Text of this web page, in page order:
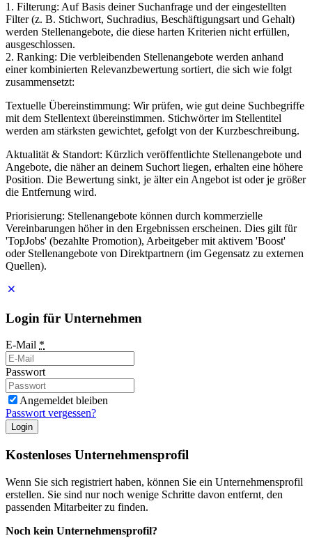
1. Filterung: Auf Basis deiner Suchanfrage und der eingestellten
Filter (z. B. Stichwort, Suchradius, Beschäftigungsart und Gehalt)
werden Stellenangebote, die diese harten Kriterien nicht erfüllen,
ausgeschlossen.
2. Ranking: Die verbleibenden Stellenangebote werden anhand
einer kombinierten Relevanzbewertung sortiert, die sich wie folgt
zusammensetzt:
Textuelle Übereinstimmung: Wir prüfen, wie gut deine Suchbegriffe
mit dem Stellentext übereinstimmen. Stichwörter im Stellentitel
werden am stärksten gewichtet, gefolgt von der Kurzbeschreibung.
Aktualität & Standort: Kürzlich veröffentlichte Stellenangebote und
Angebote, die näher an deinem Suchort liegen, erhalten eine höhere
Position. Die Bewertung sinkt, je älter ein Angebot ist oder je größer
die Entfernung wird.
Priorisierung: Stellenangebote können durch kommerzielle
Vereinbarungen höher in den Ergebnissen erscheinen. Dies gilt für
'TopJobs' (bezahlte Promotion), Arbeitgeber mit aktivem 'Boost'
oder Stellenangebote von Direktpartnern (im Gegensatz zu externen
Quellen).
Login für Unternehmen
E-Mail *
Passwort
Angemeldet bleiben
Passwort vergessen?
Login
Kostenloses Unternehmensprofil
Wenn Sie sich registriert haben, können Sie ein Unternehmensprofil
erstellen. Sie sind nur noch wenige Schritte davon entfernt, den
passenden Mitarbeiter zu finden.
Noch kein Unternehmensprofil?